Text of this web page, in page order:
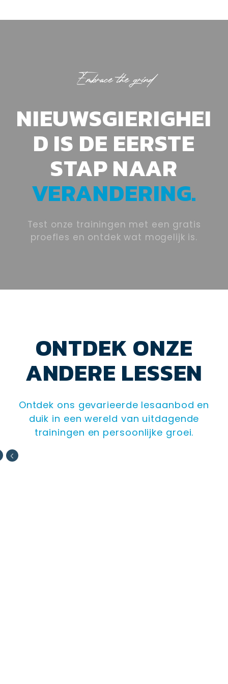
Embrace the grind
NIEUWSGIERIGHEI
D IS DE EERSTE
STAP NAAR
VERANDERING.
Test onze trainingen met een gratis
proefles en ontdek wat mogelijk is.
ONTDEK ONZE
ANDERE LESSEN
Ontdek ons gevarieerde lesaanbod en
duik in een wereld van uitdagende
trainingen en persoonlijke groei.